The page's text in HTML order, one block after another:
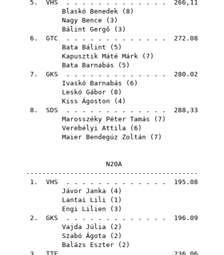
5. VHS . . . . . . . . . . . . . 266,11
Blaskó Benedek ( 8 )
Nagy Bence ( 3 )
Bálint Gergő ( 3 )
6. GTC . . . . . . . . . . . . . 272.08
Bata Bálint ( 5 )
Kapusztik Máté Márk ( 7 )
Bata Barnabás ( 5 )
7. GKS . . . . . . . . . . . . . 280.02
Ivaskó Barnabás ( 6 )
Leskó Gábor ( 8 )
Kiss Ágoston ( 4)
8. SDS . . . . . . . . . . . . . 288,33
Marosszéky Péter Tamás ( 7 )
Verebélyi Attila ( 6 )
Maier Bendegúz Zoltán ( 7 )
N20A
-------------------------------------------
1. VHS . . . . . . . . . . . . . 195.08
Jávor Janka ( 4)
Lantai Lili ( 1 )
Engi Lilien ( 3 )
2. GKS . . . . . . . . . . . . . 196.09
Vajda Júlia ( 2 )
Szabó Ágota ( 2 )
Balázs Eszter ( 2 )